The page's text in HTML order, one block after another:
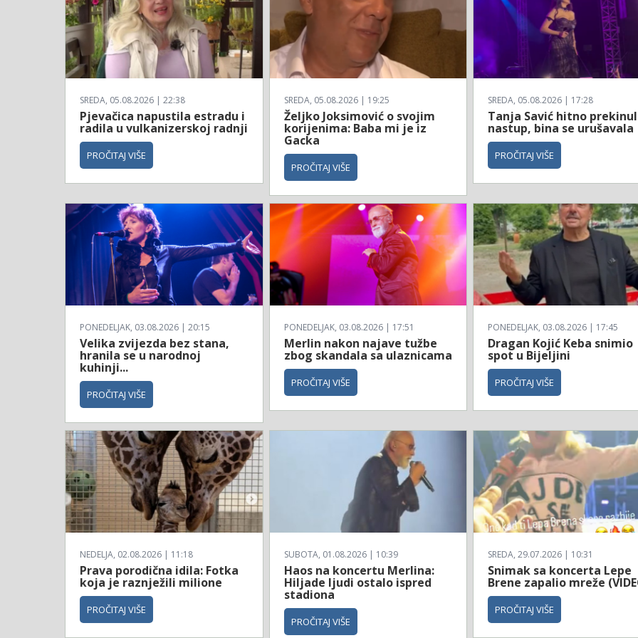
SREDA, 05.08.2026 | 22:38
Pjevačica napustila estradu i
radila u vulkanizerskoj radnji
PROČITAJ VIŠE
SREDA, 05.08.2026 | 19:25
Željko Joksimović o svojim
korijenima: Baba mi je iz
Gacka
PROČITAJ VIŠE
SREDA, 05.08.2026 | 17:28
Tanja Savić hitno
nastup, bina se urušavala
PROČITAJ VIŠE
PONEDELJAK, 03.08.2026 | 20:15
Velika zvijezda bez stana,
hranila se u narodnoj
kuhinji...
PROČITAJ VIŠE
PONEDELJAK, 03.08.2026 | 17:51
Merlin nakon najave tužbe
zbog skandala sa ulaznicama
PROČITAJ VIŠE
PONEDELJAK, 03.08.2026 | 17:45
Dragan Kojić Keba snimio
spot u Bijeljini
PROČITAJ VIŠE
NEDELJA, 02.08.2026 | 11:18
Prava porodična idila: Fotka
koja je raznježili milione
PROČITAJ VIŠE
SUBOTA, 01.08.2026 | 10:39
Haos na koncertu Merlina:
Hiljade ljudi ostalo ispred
stadiona
PROČITAJ VIŠE
SREDA, 29.07.2026 | 10:31
Snimak sa koncerta Lepe
Brene zapalio mreže
PROČITAJ VIŠE